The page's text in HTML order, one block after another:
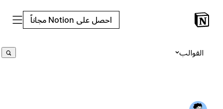
احصل على Notion مجاناً
القوالب